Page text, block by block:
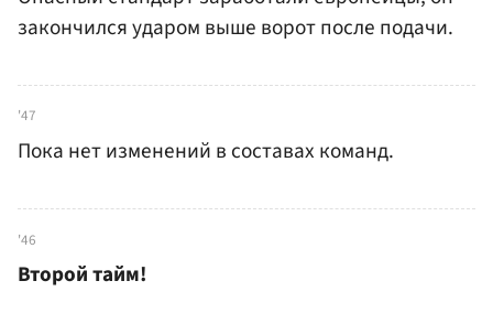
закончился ударом выше ворот после подачи.
'47
Пока нет изменений в составах команд.
'46
Второй тайм!